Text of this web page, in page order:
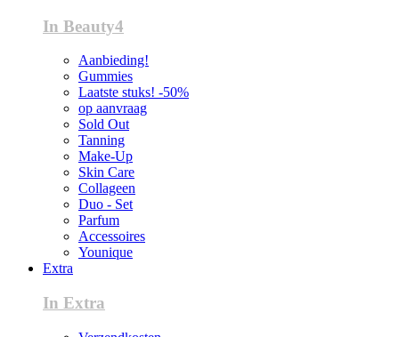
In Beauty4
Aanbieding!
Gummies
Laatste stuks! -50%
op aanvraag
Sold Out
Tanning
Make-Up
Skin Care
Collageen
Duo - Set
Parfum
Accessoires
Younique
Extra
In Extra